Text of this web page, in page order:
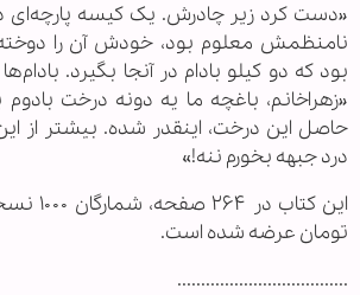
«دست کرد زیر چادرش. یک کیسه پارچه‌ای
نامنظمش معلوم بود، خودش آن را دوخته.
بود که دو کیلو بادام در آنجا بگیرد.
«زهراخانم، باغچه ما یه دونه درخت
حاصل این درخت، اینقدر شده. بیشتر از
درد جبهه بخورم ننه!»
تومان عرضه شده است.
....................................